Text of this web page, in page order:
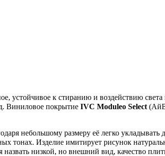
устойчивое к стиранию и воздействию
Виниловое покрытие IVC Moduleo Select
небольшому размеру её легко
тонах. Изделие имитирует рисунок
низкой, но внешний вид, качество